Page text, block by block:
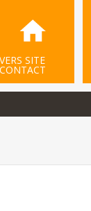
VERS SITE
CONTACT